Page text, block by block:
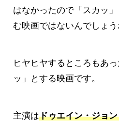
はなかったので「スカッ
む映画ではないんでしょう
ヒヤヒヤするところもあ
ッ」とする映画です。
主演はドゥエイン・ジョ